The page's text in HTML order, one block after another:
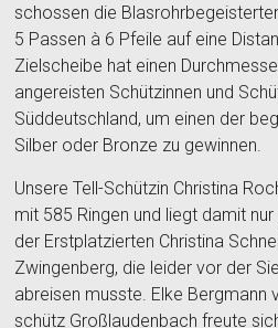
schossen die
5 Passen à 6 Pfeile auf eine
Zielscheibe hat einen
angereisten Schützinnen und
Süddeutschland, um einen der
Silber oder Bronze zu gewinnen.
Unsere Tell-Schützin Christina
mit 585 Ringen und liegt damit
der Erstplatzierten Christina
Zwingenberg, die leider vor der
abreisen musste. Elke Bergmann
schütz Großlaudenbach freute